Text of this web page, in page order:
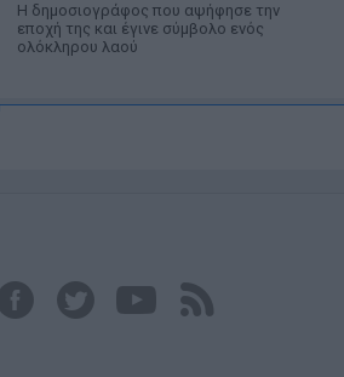
Η δημοσιογράφος που αψήφησε την
εποχή της και έγινε σύμβολο ενός
ολόκληρου λαού